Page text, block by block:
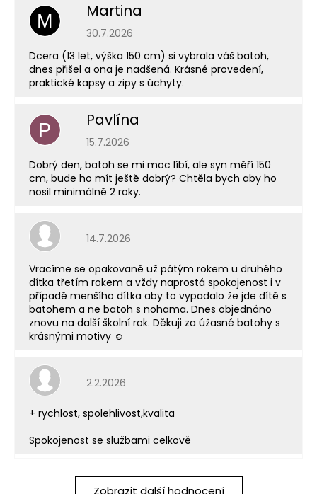
M Martina
Hodnocení obchodu je 5 z 5 hvězdiček.
30.7.2026
Dcera (13 let, výška 150 cm) si vybrala váš batoh,
dnes přišel a ona je nadšená. Krásné provedení,
praktické kapsy a zipy s úchyty.
P Pavlína
Hodnocení obchodu je 5 z 5 hvězdiček.
15.7.2026
Dobrý den, batoh se mi moc líbí, ale syn měří 150
cm, bude ho mít ještě dobrý? Chtěla bych aby ho
nosil minimálně 2 roky.
Hodnocení obchodu je 5 z 5 hvězdiček.
14.7.2026
Vracíme se opakovaně už pátým rokem u druhého
dítka třetím rokem a vždy naprostá spokojenost i v
případě menšího dítka aby to vypadalo že jde dítě s
batohem a ne batoh s nohama. Dnes objednáno
znovu na další školní rok. Děkuji za úžasné batohy s
krásnými motivy ☺️
Hodnocení obchodu je 5 z 5 hvězdiček.
2.2.2026
+ rychlost, spolehlivost,kvalita
Spokojenost se službami celkově
Zobrazit další hodnocení